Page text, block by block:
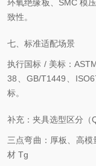
环氧绝缘板、SMC 模
致性。
七、标准适配场景
执行国标 / 美标：
38、GB/T1449、
标。
补充：夹具选型区分（
三点弯曲：厚板、高
材 Tg